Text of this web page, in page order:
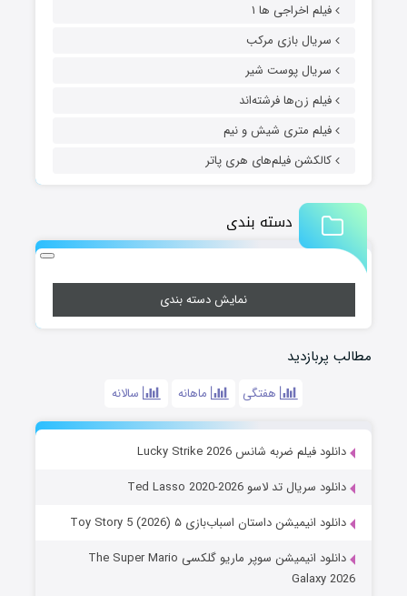
فیلم اخراجی ها ۱
سریال بازی مرکب
سریال پوست شیر
فیلم زن‌ها فرشته‌اند
فیلم متری شیش و نیم
کالکشن فیلم‌های هری پاتر
دسته بندی
نمایش دسته بندی
مطالب پربازدید
هفتگی ماهانه سالانه
دانلود فیلم ضربه شانس Lucky Strike 2026
دانلود سریال تد لاسو Ted Lasso 2020-2026
دانلود انیمیشن داستان اسباب‌بازی ۵ Toy Story 5 (2026)
دانلود انیمیشن سوپر ماریو گلکسی The Super Mario
Galaxy 2026